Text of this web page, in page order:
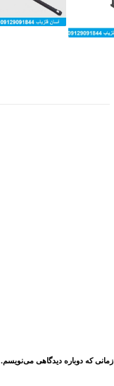
که دوباره دیدگاهی می‌نویسم.